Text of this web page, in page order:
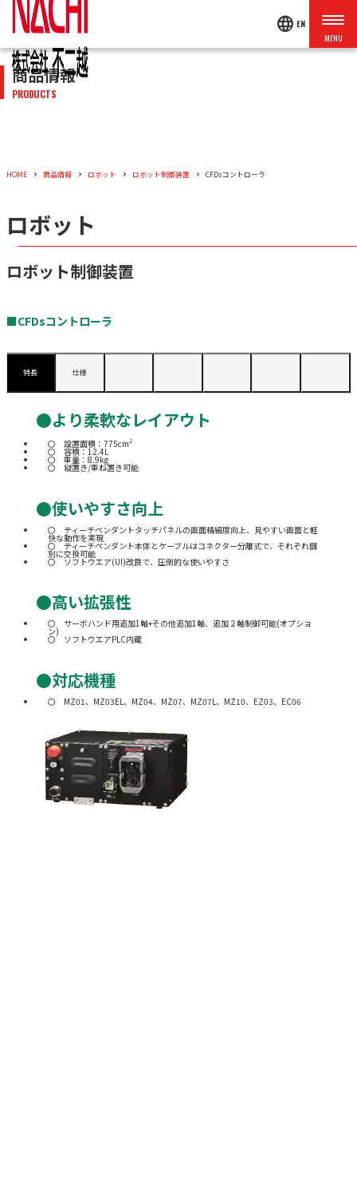
language EN
商品情報
PRODUCTS
HOME 商品情報 ロボット ロボット制御装置 CFDsコントローラ
ロボット
ロボット制御装置
■CFDsコントローラ
特長 仕様
●より柔軟なレイアウト
設置面積：775cm2
容積：12.4L
重量：8.9kg
縦置き/重ね置き可能
●使いやすさ向上
ティーチペンダントタッチパネルの画面精細度向上、見やすい画面と軽
快な動作を実現
ティーチペンダント本体とケーブルはコネクター分離式で、それぞれ個
別に交換可能
ソフトウエア(UI)改良で、圧倒的な使いやすさ
●高い拡張性
サーボハンド用追加1軸+その他追加1軸、追加２軸制御可能(オプショ
ン)
ソフトウエアPLC内蔵
●対応機種
MZ01、MZ03EL、MZ04、MZ07、MZ07L、MZ10、EZ03、EC06